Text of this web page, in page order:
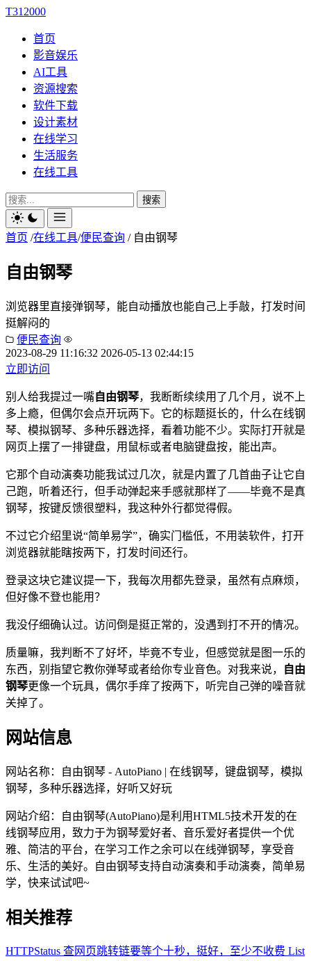
T312000
首页
影音娱乐
AI工具
资源搜索
软件下载
设计素材
在线学习
生活服务
在线工具
搜索
首页 /在线工具/便民查询 / 自由钢琴
自由钢琴
浏览器里直接弹钢琴，能自动播放也能自己上手敲，打发时间
挺解闷的
便民查询
2023-08-29 11:16:32 2026-05-13 02:44:15
立即访问
别人给我提过一嘴自由钢琴，我断断续续用了几个月，说不上
多上瘾，但偶尔会点开玩两下。它的标题挺长的，什么在线钢
琴、模拟钢琴、多种乐器选择，看着功能不少。实际打开就是
网页上摆了一排键盘，用鼠标或者电脑键盘按，能出声。
它那个自动演奏功能我试过几次，就是内置了几首曲子让它自
己跑，听着还行，但手动弹起来手感就那样了——毕竟不是真
钢琴，按键反馈很塑料，我这种外行都觉得假。
不过它介绍里说“简单易学”，确实门槛低，不用装软件，打开
浏览器就能瞎按两下，打发时间还行。
登录这块它建议提一下，我每次用都先登录，虽然有点麻烦，
但好像不登也能用？
我没仔细确认过。访问倒是挺正常的，没遇到打不开的情况。
质量嘛，我判断不了好坏，毕竟不专业，但感觉就是图一乐的
东西，别指望它教你弹琴或者给你专业音色。对我来说，
自由
钢琴更像一个玩具，偶尔手痒了按两下，听完自己弹的噪音就
关掉了。
网站信息
网站名称：
自由钢琴 - AutoPiano | 在线钢琴，键盘钢琴，模拟
钢琴，多种乐器选择，好听又好玩
网站介绍：
自由钢琴(AutoPiano)是利用HTML5技术开发的在
线钢琴应用，致力于为钢琴爱好者、音乐爱好者提供一个优
雅、简洁的平台，在学习工作之余可以在线弹钢琴，享受音
乐、生活的美好。自由钢琴支持自动演奏和手动演奏，简单易
学，快来试试吧~
相关推荐
HTTPStatus 查网页跳转链要等个十秒，挺好，至少不收费 List